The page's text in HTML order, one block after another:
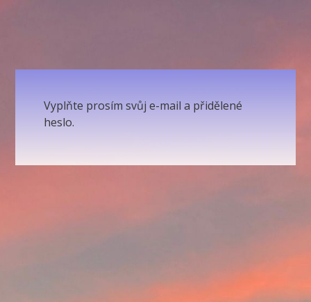
Vyplňte prosím svůj e-mail a přidělené
heslo.